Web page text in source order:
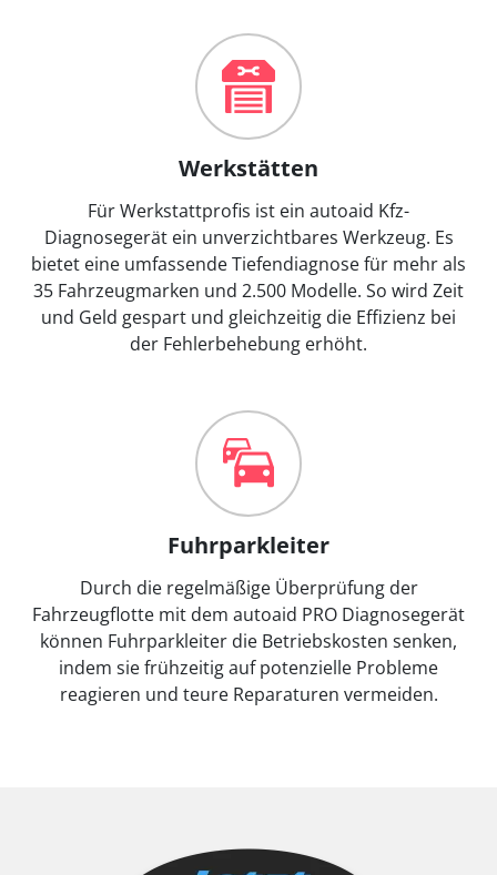
Werkstätten
Für Werkstattprofis ist ein autoaid Kfz-
Diagnosegerät ein unverzichtbares Werkzeug. Es
bietet eine umfassende Tiefendiagnose für mehr als
35 Fahrzeugmarken und 2.500 Modelle. So wird Zeit
und Geld gespart und gleichzeitig die Effizienz bei
der Fehlerbehebung erhöht.
Fuhrparkleiter
Durch die regelmäßige Überprüfung der
Fahrzeugflotte mit dem autoaid PRO Diagnosegerät
können Fuhrparkleiter die Betriebskosten senken,
indem sie frühzeitig auf potenzielle Probleme
reagieren und teure Reparaturen vermeiden.